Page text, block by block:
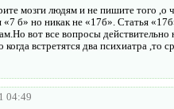
мозги людям и не пишите того ,о
б» но никак не «17б». Статья
вот все вопросы
когда встретятся два психиатра ,то
04:49